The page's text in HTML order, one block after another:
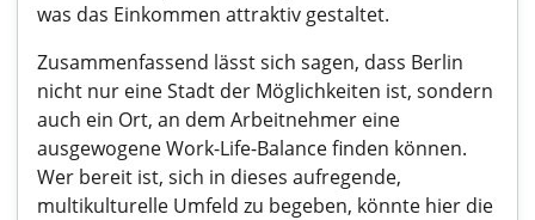
was das Einkommen attraktiv gestaltet.
Zusammenfassend lässt sich sagen, dass Berlin
nicht nur eine Stadt der Möglichkeiten ist, sondern
auch ein Ort, an dem Arbeitnehmer eine
ausgewogene Work-Life-Balance finden können.
Wer bereit ist, sich in dieses aufregende,
multikulturelle Umfeld zu begeben, könnte hier die